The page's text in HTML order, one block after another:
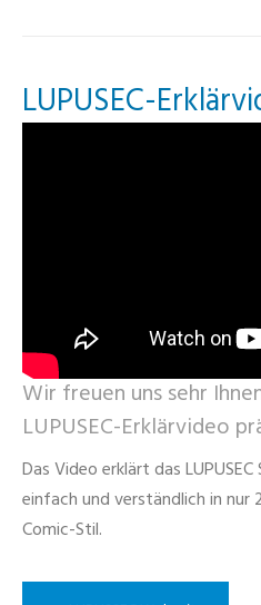
LUPUSEC-
Wir freuen uns sehr
LUPUSEC-Erklärvideo
Das Video erklärt das
einfach und verständlich in
Comic-Stil.